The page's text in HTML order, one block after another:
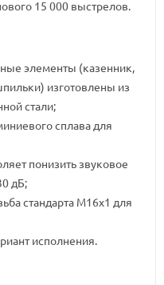
15 000 выстрелов.
элементы (казенник,
изготовлены из
стали;
сплава для
понизить звуковое
дБ;
стандарта М16х1 для
исполнения.